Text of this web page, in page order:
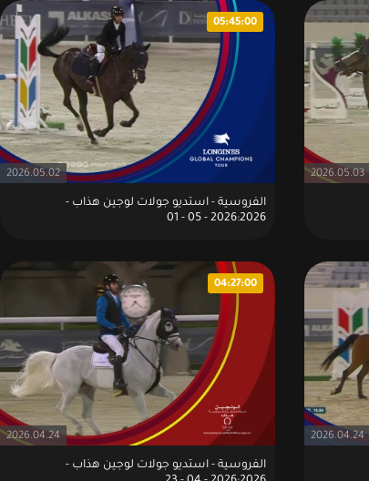
2026.05.03
الفروسية - استديو جولات لوجين هذاب -
2026:2026 - 05 - 01
05:45:00
2026.05.02
2026.04.24
الفروسية - استديو جولات لوجين هذاب -
04:27:00
2026.04.24